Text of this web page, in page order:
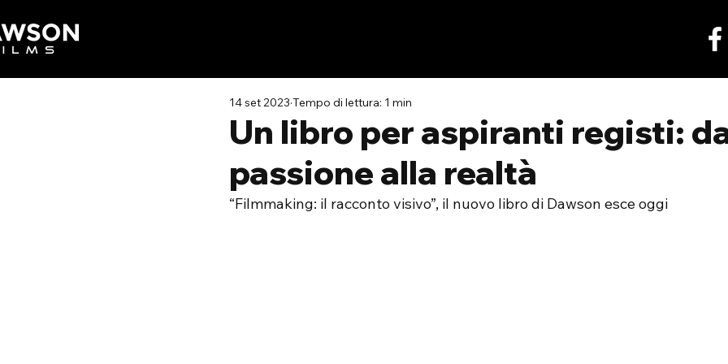
Un libro per aspiranti registi:
passione alla realtà
14 set 2023 Tempo di lettura: 1 min
“Filmmaking: il racconto visivo”, il nuovo libro di Dawson esce oggi